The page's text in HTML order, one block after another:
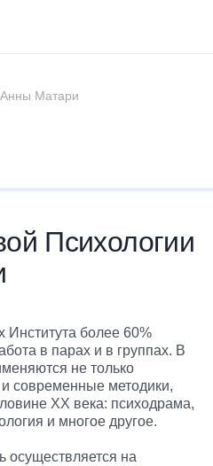
Анны Матари
Психологии
более 60%
в парах и в группах. В
не только
современные методики,
ХХ века: психодрама,
и многое другое.
осуществляется на